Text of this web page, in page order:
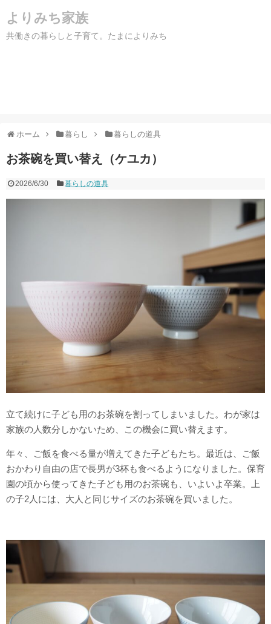
よりみち家族
共働きの暮らしと子育て。たまによりみち
ホーム 暮らし 暮らしの道具
お茶碗を買い替え（ケユカ）
2026/6/30 暮らしの道具
立て続けに子ども用のお茶碗を割ってしまいました。わが家は
家族の人数分しかないため、この機会に買い替えます。
年々、ご飯を食べる量が増えてきた子どもたち。最近は、ご飯
おかわり自由の店で長男が3杯も食べるようになりました。保育
園の頃から使ってきた子ども用のお茶碗も、いよいよ卒業。上
の子2人には、大人と同じサイズのお茶碗を買いました。